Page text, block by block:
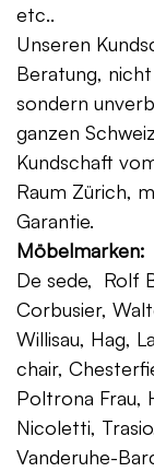
etc..
Unseren
Beratung,
sondern
ganzen
Kundschaft
Raum Zürich,
Garantie.
Möbelmarken:
De sede, Rolf
Corbusier,
Willisau, Hag,
chair,
Poltrona Frau,
Nicoletti,
Vanderuhe-